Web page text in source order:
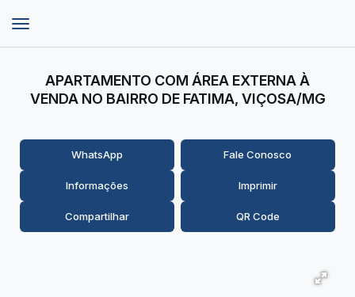
APARTAMENTO COM ÁREA EXTERNA À
VENDA NO BAIRRO DE FATIMA, VIÇOSA/MG
WhatsApp Fale Conosco
Informações Imprimir
Compartilhar QR Code